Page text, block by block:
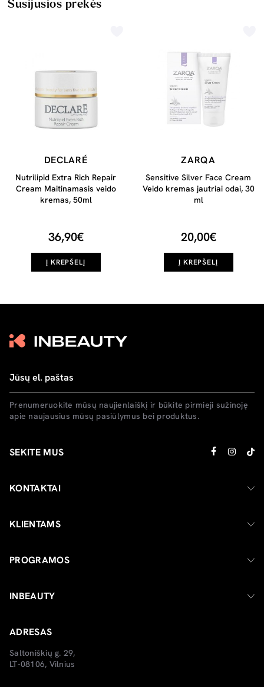
Susijusios prekės
DECLARÉ
Nutrilipid Extra Rich Repair
Cream Maitinamasis veido
kremas, 50ml
36,90€
Į KREPŠELĮ
ZARQA
Sensitive Silver Face Cream
Veido kremas jautriai odai, 30
ml
20,00€
Į KREPŠELĮ
Prenumeruokite mūsų naujienlaiškį ir būkite pirmieji sužinoję
apie naujausius mūsų pasiūlymus bei produktus.
SEKITE MUS
KONTAKTAI
KLIENTAMS
PROGRAMOS
INBEAUTY
ADRESAS
Saltoniškių g. 29,
LT-08106, Vilnius